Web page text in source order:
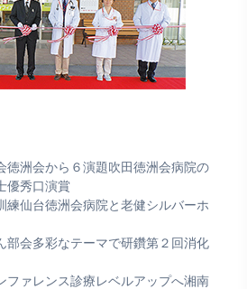
徳洲会から６演題吹田徳洲会病院の
優秀口演賞
練仙台徳洲会病院と老健シルバーホ
部会多彩なテーマで研鑽第２回消化
ファレンス診療レベルアップへ湘南